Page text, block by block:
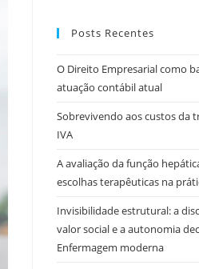
Posts Recentes
O Direito Empresarial como
atuação contábil atual
Sobrevivendo aos custos da
IVA
A avaliação da função
escolhas terapêuticas na
Invisibilidade estrutural: a
valor social e a autonomia
Enfermagem moderna